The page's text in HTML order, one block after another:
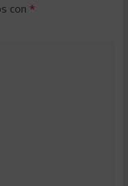
con *